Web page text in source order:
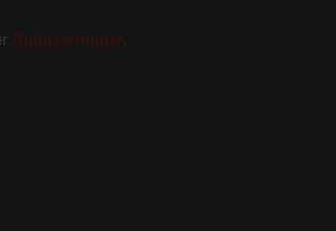
Onlineformular.